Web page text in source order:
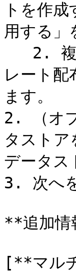
トを作
用する」
レート配
ます。
2. （オ
タストア
データス
3. 次へ
**追加
[**マル